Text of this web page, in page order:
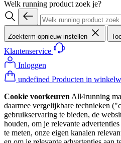
Welk running product zoek je?
Zoekterm opnieuw instellen
Klantenservice
Inloggen
undefined Producten in
Cookie voorkeuren All4running
daarmee vergelijkbare technieken
gebruikservaring te bieden, de
houden, om je relevante
te meten, onze eigen kanalen